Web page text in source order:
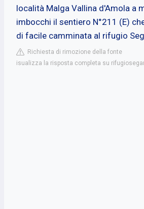
località Malga Vallina d'Amola a
imbocchi il sentiero N°211 (E)
di facile camminata al rifugio
Richiesta di rimozione della fonte
isualizza la risposta completa su